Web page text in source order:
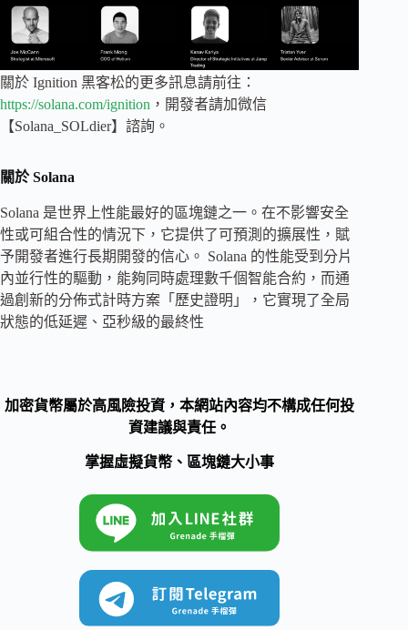
關於 Ignition 黑客松的更多訊息請前往：
https://solana.com/ignition ，開發者請加微信
【Solana_SOLdier】諮詢。
關於 Solana
Solana 是世界上性能最好的區塊鏈之一。在不影響安全
性或可組合性的情況下，它提供了可預測的擴展性，賦
予開發者進行長期開發的信心。 Solana 的性能受到分片
內並行性的驅動，能夠同時處理數千個智能合約，而通
過創新的分佈式計時方案「歷史證明」，它實現了全局
狀態的低延遲、亞秒級的最終性
加密貨幣屬於高風險投資，本網站內容均不構成任何投
資建議與責任。
掌握虛擬貨幣、區塊鏈大小事